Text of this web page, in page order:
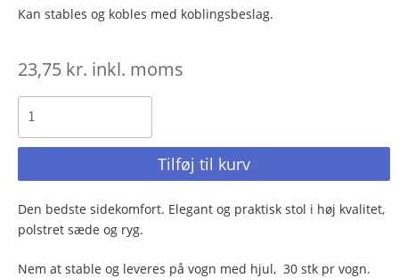
Kan stables og kobles med koblingsbeslag.
23,75 kr. inkl. moms
Tilføj til kurv
Den bedste sidekomfort. Elegant og praktisk stol i høj kvalitet,
polstret sæde og ryg.
Nem at stable og leveres på vogn med hjul, 30 stk pr vogn.